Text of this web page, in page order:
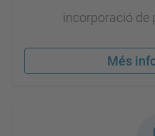
incorporació de
Més